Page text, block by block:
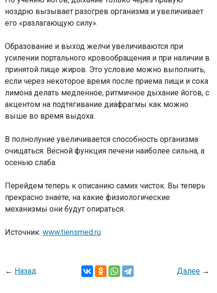
ноздрю вызывает разогрев организма и увеличивает
его «разлагающую силу».
Образование и выход желчи увеличиваются при
усилении портального кровообращения и при наличии в
принятой пище жиров. Это условие можно выполнить,
если через некоторое время после приема пищи и сока
лимона делать медленное, ритмичное дыхание йогов, с
акцентом на подтягивание диафрагмы как можно
выше во время выдоха.
В полнолуние увеличивается способность организма
очищаться. Весной функция печени наиболее сильна, а
осенью слаба.
Перейдем теперь к описанию самих чисток. Вы теперь
прекрасно знаете, на какие физиологические
механизмы они будут опираться.
Источник: www.tiensmed.ru
← Назад Далее →